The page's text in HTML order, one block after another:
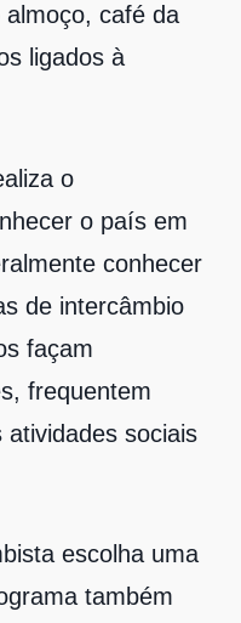
almoço, café da
ligados à
o
o país em
conhecer
de intercâmbio
façam
frequentem
sociais
escolha uma
também